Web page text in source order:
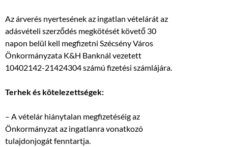
Az árverés nyertesének az ingatlan vételárát az
adásvételi szerződés megkötését követő 30
napon belül kell megfizetni Szécsény Város
Önkormányzata K&H Banknál vezetett
10402142-21424304 számú fizetési számlájára.
Terhek és kötelezettségek:
– A vételár hiánytalan megfizetéséig az
Önkormányzat az ingatlanra vonatkozó
tulajdonjogát fenntartja.